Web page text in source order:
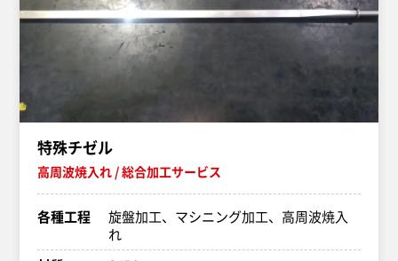
特殊チゼル
高周波焼入れ 総合加工サービス
各種工程
旋盤加工、マシニング加工、高周波焼入
れ